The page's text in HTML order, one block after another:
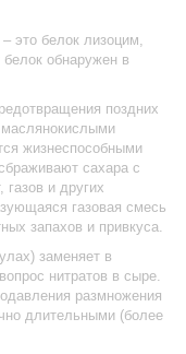
– это белок лизоцим,
обнаружен в
поздних
жизнеспособными
сахара с
и других
газовая смесь
запахов и привкуса.
заменяет в
нитратов в сыре.
размножения
длительными (более